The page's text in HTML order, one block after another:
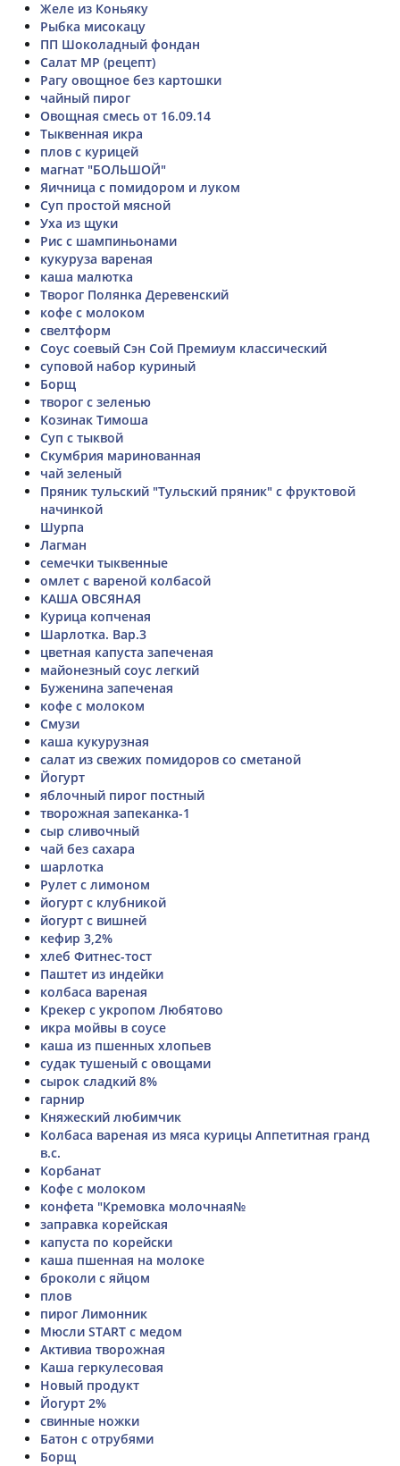
Желе из Коньяку
Рыбка мисокацу
ПП Шоколадный фондан
Салат МР (рецепт)
Рагу овощное без картошки
чайный пирог
Овощная смесь от 16.09.14
Тыквенная икра
плов с курицей
магнат "БОЛЬШОЙ"
Яичница с помидором и луком
Суп простой мясной
Уха из щуки
Рис с шампиньонами
кукуруза вареная
каша малютка
Творог Полянка Деревенский
кофе с молоком
свелтформ
Соус соевый Сэн Сой Премиум классический
суповой набор куриный
Борщ
творог с зеленью
Козинак Тимоша
Суп с тыквой
Скумбрия маринованная
чай зеленый
Пряник тульский "Тульский пряник" с фруктовой
начинкой
Шурпа
Лагман
семечки тыквенные
омлет с вареной колбасой
КАША ОВСЯНАЯ
Курица копченая
Шарлотка. Вар.3
цветная капуста запеченая
майонезный соус легкий
Буженина запеченая
кофе с молоком
Смузи
каша кукурузная
салат из свежих помидоров со сметаной
Йогурт
яблочный пирог постный
творожная запеканка-1
сыр сливочный
чай без сахара
шарлотка
Рулет с лимоном
йогурт с клубникой
йогурт с вишней
кефир 3,2%
хлеб Фитнес-тост
Паштет из индейки
колбаса вареная
Крекер с укропом Любятово
икра мойвы в соусе
каша из пшенных хлопьев
судак тушеный с овощами
сырок сладкий 8%
гарнир
Княжеский любимчик
Колбаса вареная из мяса курицы Аппетитная гранд
в.с.
Корбанат
Кофе с молоком
конфета "Кремовка молочная№
заправка корейская
капуста по корейски
каша пшенная на молоке
броколи с яйцом
плов
пирог Лимонник
Мюсли START с медом
Активиа творожная
Каша геркулесовая
Новый продукт
Йогурт 2%
свинные ножки
Батон с отрубями
Борщ